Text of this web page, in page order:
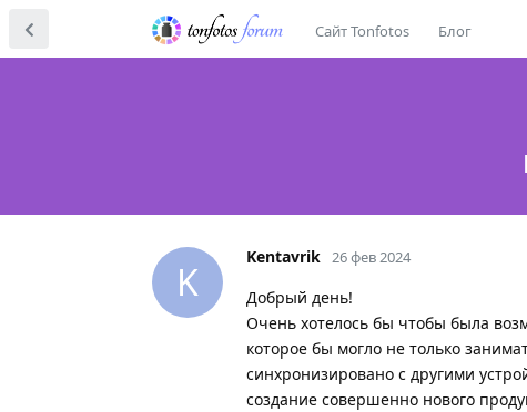
Сайт Tonfotos Блог
K
Kentavrik 26 фев 2024
Добрый день!
Очень хотелось бы чтобы была
которое бы могло не только
синхронизировано с другими
создание совершенно нового